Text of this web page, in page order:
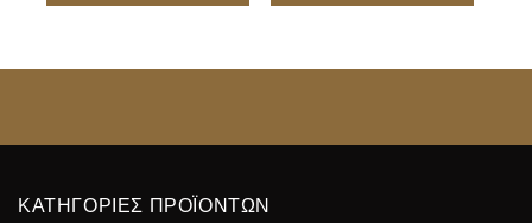
ΚΑΤΗΓΟΡΙΕΣ ΠΡΟΪΟΝΤΩΝ